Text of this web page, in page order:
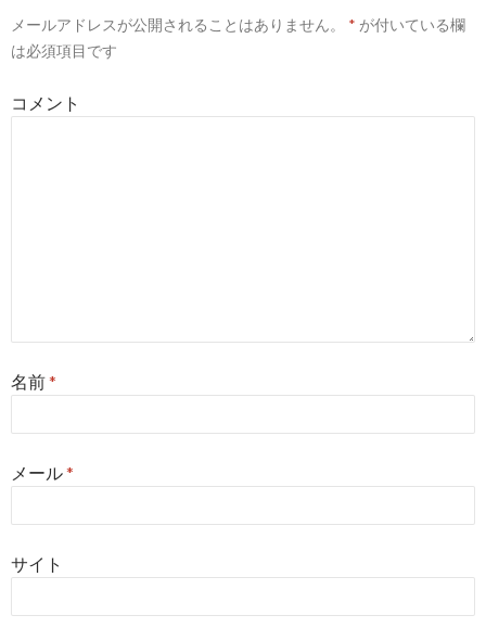
シ
ン
メールアドレスが公開されることはありません。 * が付いている欄
は必須項目です
コメント
名前*
メール*
サイト